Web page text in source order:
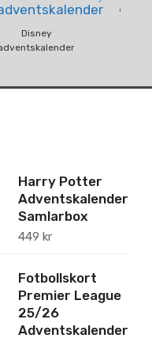
Disney
Harry Potter
Adventskalender
Samlarbox
449 kr
Fotbollskort
Premier League
25/26
Adventskalender